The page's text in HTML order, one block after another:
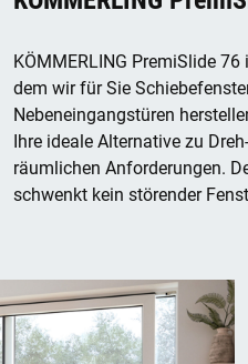
KÖMMERLING PremiSlide
dem wir für Sie
Nebeneingangstüren
Ihre ideale Alternative zu
räumlichen Anforderungen.
schwenkt kein störender